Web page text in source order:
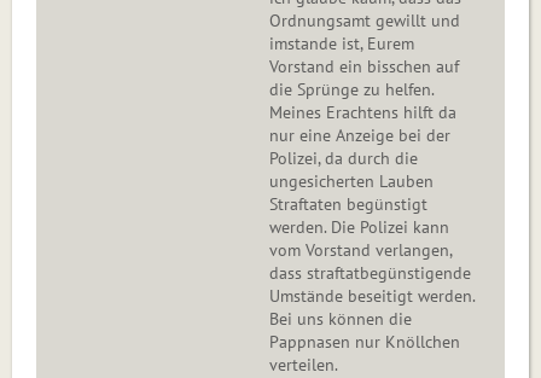
Ordnungsamt gewillt und
imstande ist, Eurem
Vorstand ein bisschen auf
die Sprünge zu helfen.
Meines Erachtens hilft da
nur eine Anzeige bei der
Polizei, da durch die
ungesicherten Lauben
Straftaten begünstigt
werden. Die Polizei kann
vom Vorstand verlangen,
dass straftatbegünstigende
Umstände beseitigt werden.
Bei uns können die
Pappnasen nur Knöllchen
verteilen.